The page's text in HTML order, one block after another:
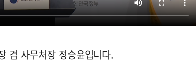
겸 사무처장 정승윤입니다.